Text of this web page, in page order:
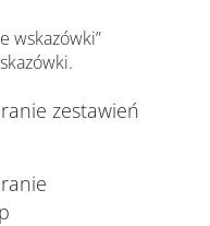
wskazówki”
zestawień